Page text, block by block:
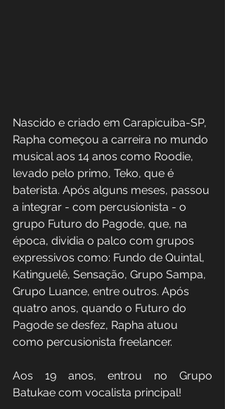
Nascido e criado em Carapicuiba-SP,
Rapha começou a carreira no mundo
musical aos 14 anos como Roodie,
levado pelo primo, Teko, que é
baterista. Após alguns meses, passou
a integrar - com percusionista - o
grupo Futuro do Pagode, que, na
época, dividia o palco com grupos
expressivos como: Fundo de Quintal,
Katinguelê, Sensação, Grupo Sampa,
Grupo Luance, entre outros. Após
quatro anos, quando o Futuro do
Pagode se desfez, Rapha atuou
como percusionista freelancer.
Aos 19 anos, entrou no Grupo
Batukae com vocalista principal!